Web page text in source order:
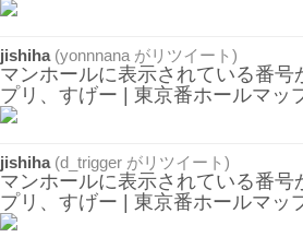
jishiha(yonnnana がリツイート)
マンホールに表示されている番
プリ、すげー | 東京番ホールマッ
jishiha(d_trigger がリツイート)
マンホールに表示されている番
プリ、すげー | 東京番ホールマッ